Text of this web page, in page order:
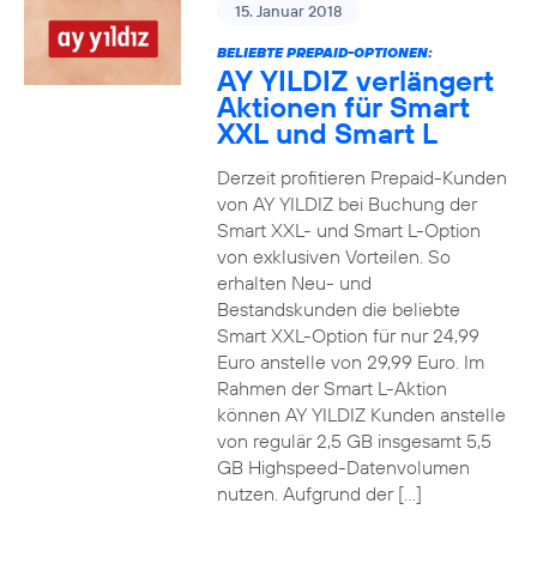
15. Januar 2018
BELIEBTE PREPAID-OPTIONEN:
AY YILDIZ verlängert
Aktionen für Smart
XXL und Smart L
Derzeit profitieren Prepaid-Kunden
von AY YILDIZ bei Buchung der
Smart XXL- und Smart L-Option
von exklusiven Vorteilen. So
erhalten Neu- und
Bestandskunden die beliebte
Smart XXL-Option für nur 24,99
Euro anstelle von 29,99 Euro. Im
Rahmen der Smart L-Aktion
können AY YILDIZ Kunden anstelle
von regulär 2,5 GB insgesamt 5,5
GB Highspeed-Datenvolumen
nutzen. Aufgrund der […]